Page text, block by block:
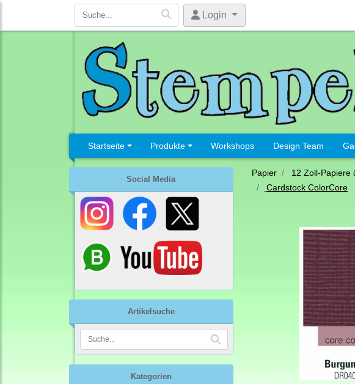
Login
Startseite Produkte Workshops Design Team
Social Media
Artikelsuche
Kategorien
Papier
12 Zoll-Papiere
Cardstock ColorCore